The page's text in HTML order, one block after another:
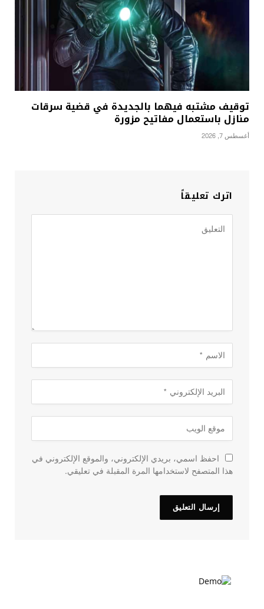
توقيف مشتبه فيهما بالجديدة في قضية سرقات
منازل باستعمال مفاتيح مزورة
أغسطس 7, 2026
اترك تعليقاً
احفظ اسمي، بريدي الإلكتروني، والموقع الإلكتروني في
هذا المتصفح لاستخدامها المرة المقبلة في تعليقي.